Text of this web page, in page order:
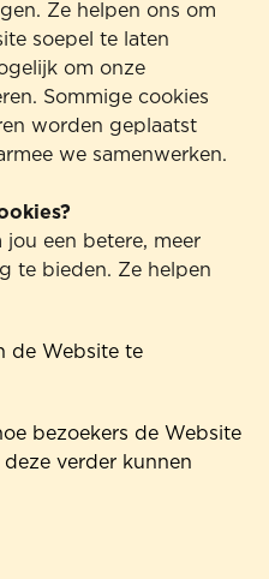
Ze helpen ons om
soepel te laten
om onze
Sommige cookies
worden geplaatst
we samenwerken.
een betere, meer
te bieden. Ze helpen
de Website te
bezoekers de Website
verder kunnen